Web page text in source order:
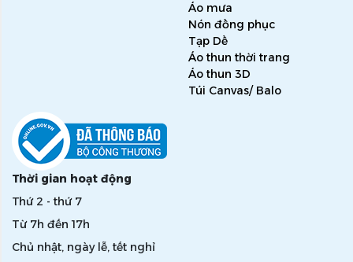
Áo mưa
Nón đồng phục
Tạp Dề
Áo thun thời trang
Áo thun 3D
Túi Canvas/ Balo
Thời gian hoạt động
Thứ 2 - thứ 7
Từ 7h đến 17h
Chủ nhật, ngày lễ, tết nghỉ